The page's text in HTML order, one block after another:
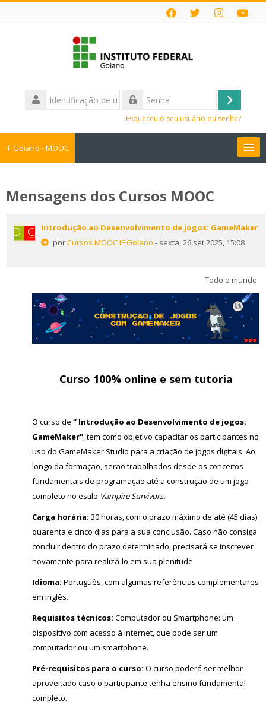
Identificação
de
Acessar
Esqueceu o seu usuário ou senha?
IF Goiano - MOOC
Faça sua Inscrição
Perguntas Frequentes
Buscar
cursos
Mensagens dos Cursos MOOC
Introdução ao Desenvolvimento de jogos: GameMaker
porCursos MOOC IF Goiano - sexta, 26 set 2025, 15:08
Todo o mundo
Curso 100% online e sem tutoria
O curso de “ Introdução ao Desenvolvimento de jogos:
GameMaker", tem como objetivo capacitar os participantes no
uso do GameMaker Studio para a criação de jogos digitais. Ao
longo da formação, serão trabalhados desde os conceitos
fundamentais de programação até a construção de um jogo
completo no estilo Vampire Survivors.
Carga horária: 30 horas,com o prazo máximo de até (45 dias)
quarenta e cinco dias para a sua conclusão. Caso não consiga
concluir dentro do prazo determinado, precisará se inscrever
novamente para realizá-lo em sua plenitude.
Idioma: Português, com algumas referências complementares
em inglês.
Requisitos técnicos: Computador ou Smartphone: um
dispositivo com acesso à internet, que pode ser um
computador ou um smartphone.
Pré-requisitos para o curso: O curso poderá ser melhor
aproveitado caso o participante tenha ensino fundamental
completo.